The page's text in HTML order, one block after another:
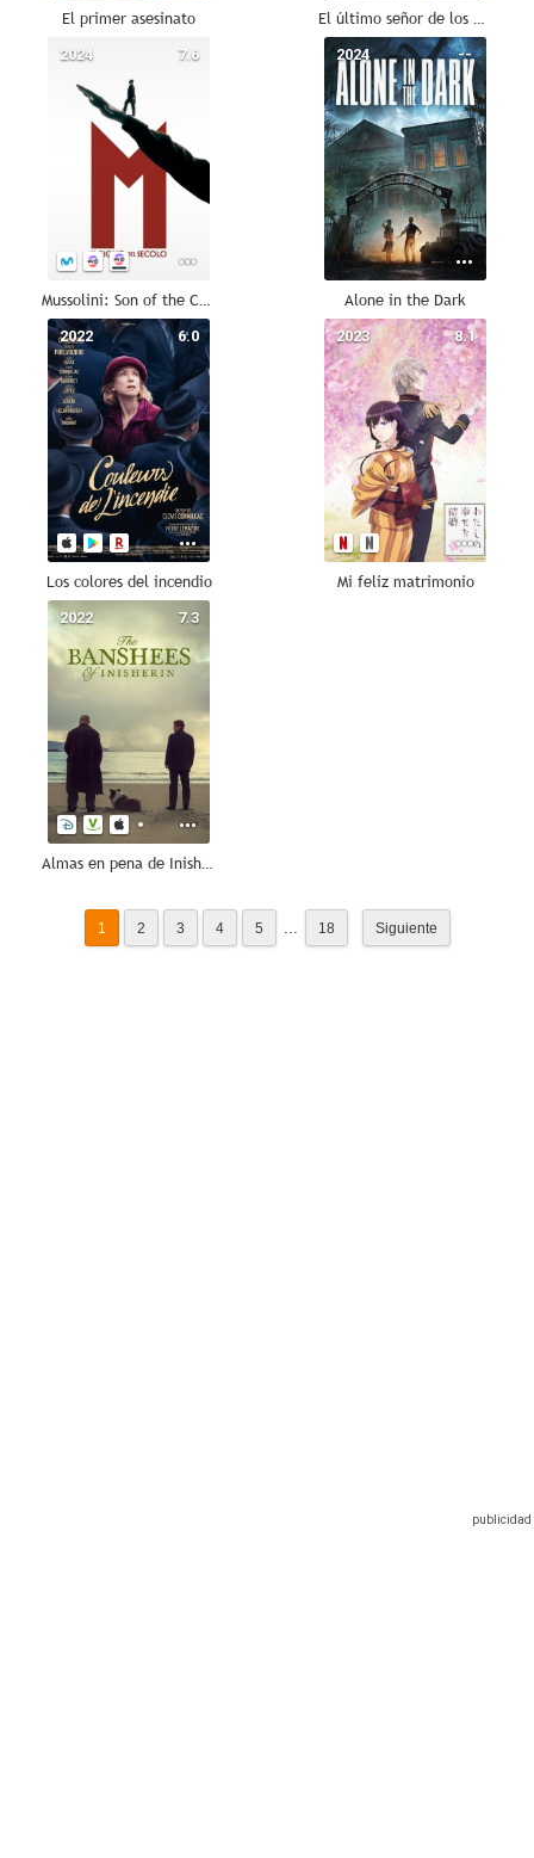
El primer asesinato El último señor de los Balcanes
7.6
2024
Mussolini: Son of the Century (Mussolini: Il figlio del secolo)
--
2024
Alone in the Dark
6.0
2022
Los colores del incendio
8.1
2023
Mi feliz matrimonio
7.3
2022
Almas en pena de Inisherin
1 2 3 4 5 ... 18 Siguiente